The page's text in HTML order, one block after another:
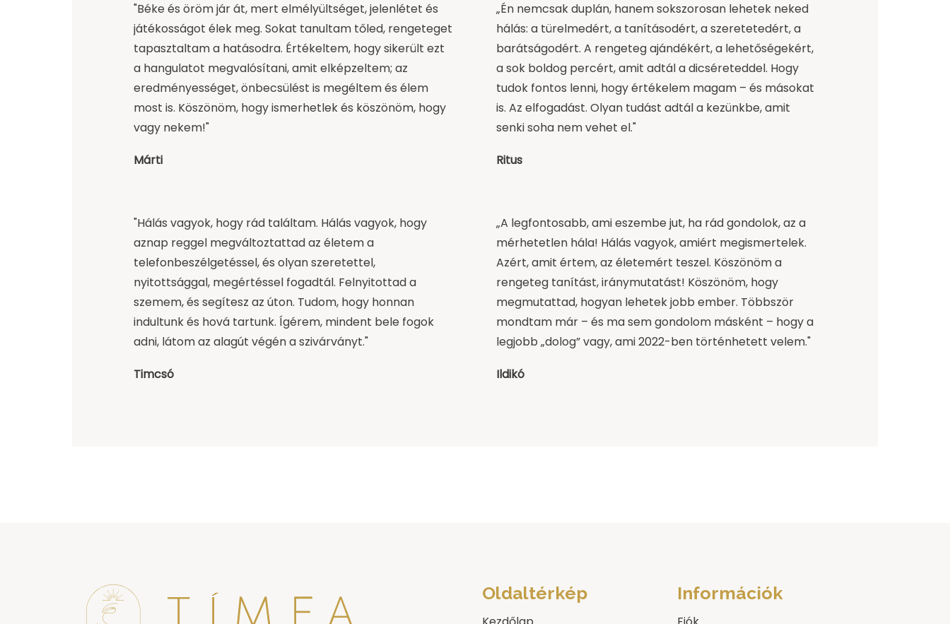
"Béke és öröm jár át, mert elmélyültséget, jelenlétet és
játékosságot élek meg. Sokat tanultam tőled, rengeteget
tapasztaltam a hatásodra. Értékeltem, hogy sikerült ezt
a hangulatot megvalósítani, amit elképzeltem; az
eredményességet, önbecsülést is megéltem és élem
most is. Köszönöm, hogy ismerhetlek és köszönöm, hogy
vagy nekem!"
Márti
„Én nemcsak duplán, hanem sokszorosan lehetek neked
hálás: a türelmedért, a tanításodért, a szeretetedért, a
barátságodért. A rengeteg ajándékért, a lehetőségekért,
a sok boldog percért, amit adtál a dicséreteddel. Hogy
tudok fontos lenni, hogy értékelem magam – és másokat
is. Az elfogadást. Olyan tudást adtál a kezünkbe, amit
senki soha nem vehet el."
Ritus
"Hálás vagyok, hogy rád találtam. Hálás vagyok, hogy
aznap reggel megváltoztattad az életem a
telefonbeszélgetéssel, és olyan szeretettel,
nyitottsággal, megértéssel fogadtál. Felnyitottad a
szemem, és segítesz az úton. Tudom, hogy honnan
indultunk és hová tartunk. Ígérem, mindent bele fogok
adni, látom az alagút végén a szivárványt."
Timcsó
„A legfontosabb, ami eszembe jut, ha rád gondolok, az a
mérhetetlen hála! Hálás vagyok, amiért megismertelek.
Azért, amit értem, az életemért teszel. Köszönöm a
rengeteg tanítást, iránymutatást! Köszönöm, hogy
megmutattad, hogyan lehetek jobb ember. Többször
mondtam már – és ma sem gondolom másként – hogy a
legjobb „dolog” vagy, ami 2022-ben történhetett velem."
Ildikó
Oldaltérkép Információk